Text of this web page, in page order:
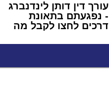
עורך דין דותן לינדנברג
- נפגעתם בתאונת
דרכים לחצו לקבל מה